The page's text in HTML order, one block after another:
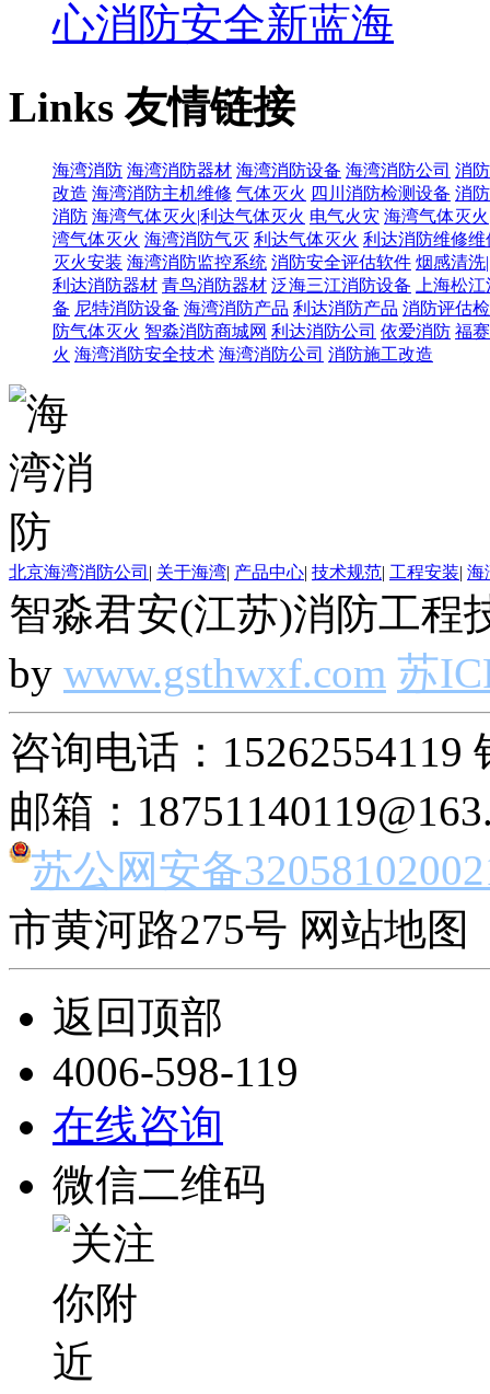
心消防安全新蓝海
Links友情链接
海湾消防 海湾消防器材 海湾消防设备 海湾消防公司 消
改造 海湾消防主机维修 气体灭火 四川消防检测设备 消
消防 海湾气体灭火|利达气体灭火 电气火灾 海湾气体灭
湾气体灭火 海湾消防气灭 利达气体灭火 利达消防维修维
灭火安装 海湾消防监控系统 消防安全评估软件 烟感清洗
利达消防器材 青鸟消防器材 泛海三江消防设备
上海松
备 尼特消防设备 海湾消防产品 利达消防产品 消防评估
防气体灭火 智淼消防商城网 利达消防公司 依爱消防 福
火 海湾消防安全技术 海湾消防公司 消防施工改造
北京海湾消防公司 | 关于海湾| 产品中心| 技术规范| 工程安装| 海
智淼君安(江苏)消防工程
by www.gsthwxf.com 苏
咨询电话：15262554119
邮箱：
苏公网安备
市黄河路275号 网站地图
返回顶部
4006-598-119
在线咨询
微信二维码